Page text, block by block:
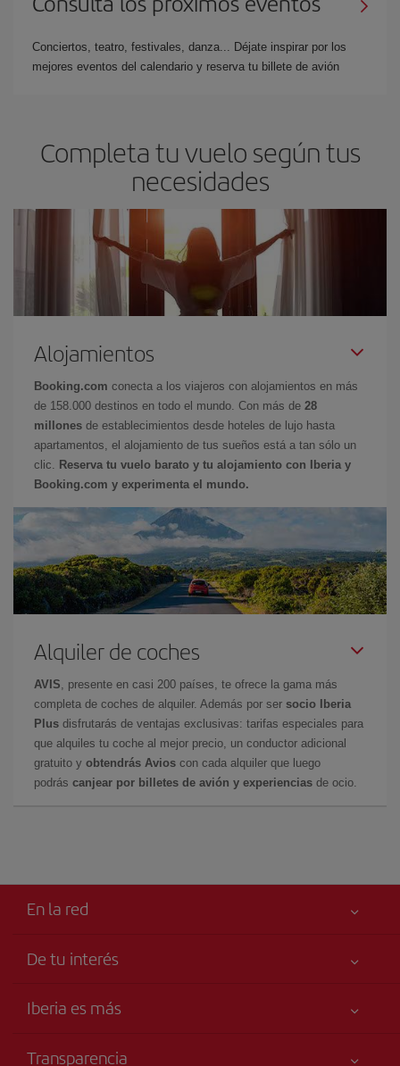
Conciertos, teatro, festivales, danza... Déjate inspirar por los
mejores eventos del calendario y reserva tu billete de avión
Completa tu vuelo según tus
necesidades
Alojamientos
Booking.com conecta a los viajeros con alojamientos en más
de 158.000 destinos en todo el mundo. Con más de 28
millones de establecimientos desde hoteles de lujo hasta
apartamentos, el alojamiento de tus sueños está a tan sólo un
clic.
Reserva tu vuelo barato y tu alojamiento con Iberia y
Booking.com y experimenta el mundo.
Alquiler de coches
AVIS , presente en casi 200 países, te ofrece la gama más
completa de coches de alquiler. Además por ser socio Iberia
Plus disfrutarás de ventajas exclusivas: tarifas especiales para
que alquiles tu coche al mejor precio, un conductor adicional
gratuito y obtendrás Avios con cada alquiler que luego
podrás canjear por billetes de avión y experiencias de ocio.
En la red
De tu interés
Accesibilidad
Iberia es más
Transparencia